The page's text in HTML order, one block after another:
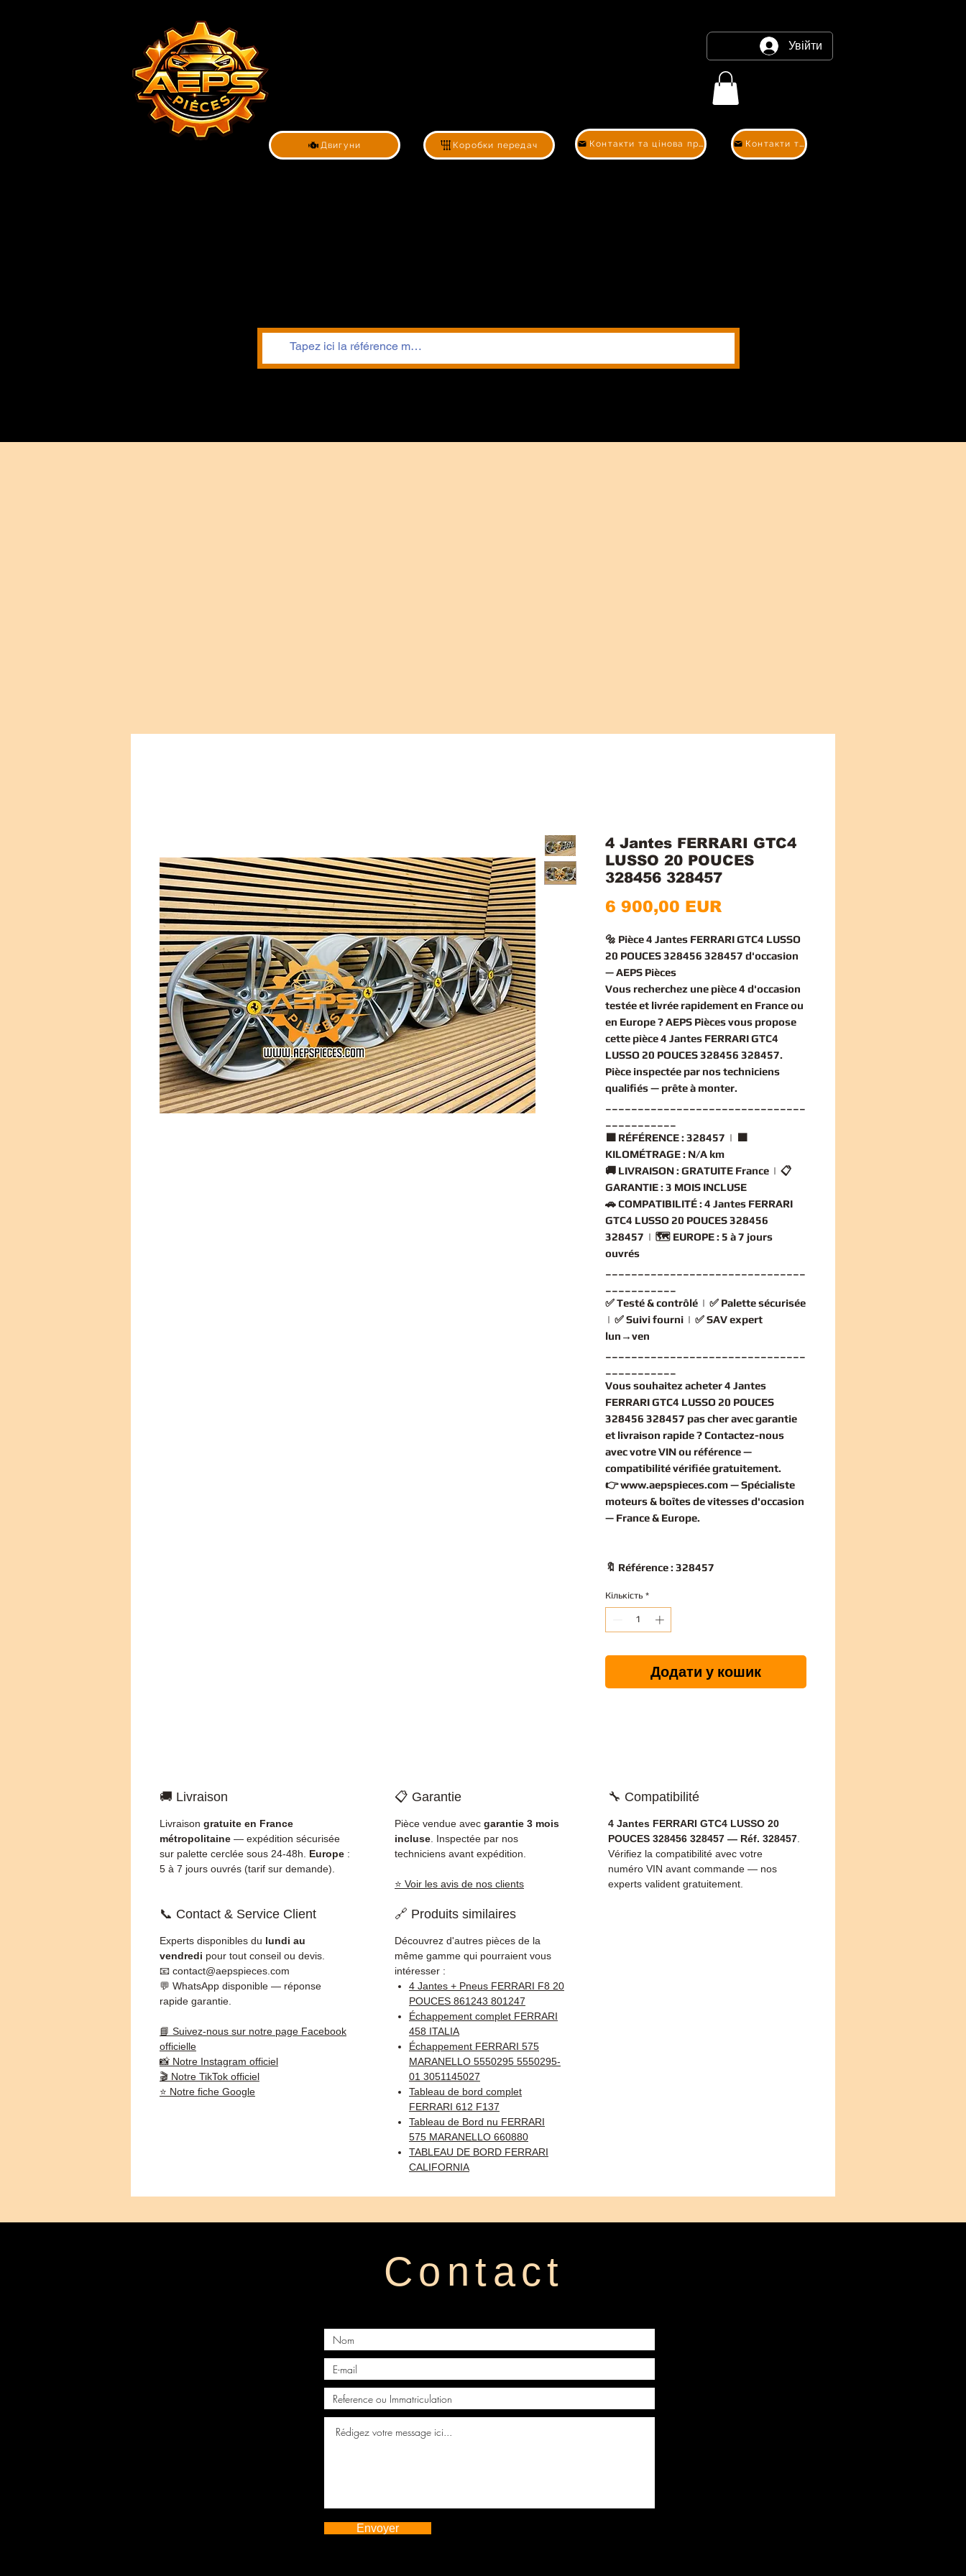
Двигуни Коробки передач
Увійти
Контакти та цінова пропозиція Контакти та цінова пропозиція
4 Jantes FERRARI GTC4
LUSSO 20 POUCES
328456 328457
6 900,00 EUR
🔩 Pièce 4 Jantes FERRARI GTC4 LUSSO
20 POUCES 328456 328457 d'occasion
— AEPS Pièces
Vous recherchez une pièce 4 d'occasion
testée et livrée rapidement en France ou
en Europe ? AEPS Pièces vous propose
cette pièce 4 Jantes FERRARI GTC4
LUSSO 20 POUCES 328456 328457.
Pièce inspectée par nos techniciens
qualifiés — prête à monter.
🟧 RÉFÉRENCE : 328457 | 🟧
KILOMÉTRAGE : N/A km
🚚 LIVRAISON : GRATUITE France | 📋
GARANTIE : 3 MOIS INCLUSE
🚗COMPATIBILITÉ : 4 Jantes FERRARI
GTC4 LUSSO 20 POUCES 328456
328457 | 🗺️ EUROPE : 5 à 7 jours
ouvrés
✅Testé & contrôlé | ✅ Palette sécurisée
| ✅Suivi fourni | ✅SAV expert
lun→ven
Vous souhaitez acheter 4 Jantes
FERRARI GTC4 LUSSO 20 POUCES
328456 328457 pas cheravec garantie
et livraison rapide ? Contactez-nous
avec votre VIN ou référence —
compatibilité vérifiéegratuitement.
👉www.aepspieces.com— Spécialiste
moteurs & boîtes de vitesses d'occasion
— France & Europe.
🔖 Référence : 328457
Кількість *
Додати у кошик
🚚 Livraison
Livraison gratuite en France
métropolitaine — expédition sécurisée
sur palette cerclée sous 24-48h. Europe :
5 à 7 jours ouvrés (tarif sur demande).
📋 Garantie
Pièce vendue avec garantie 3 mois
incluse . Inspectée par nos
techniciens avant expédition.
⭐ Voir les avis de nos clients
🔧 Compatibilité
4 Jantes FERRARI GTC4 LUSSO 20
POUCES 328456 328457 — Réf. 328457
Vérifiez la compatibilité avec votre
numéro VIN avant commande — nos
experts valident gratuitement.
📞 Contact & Service Client
Experts disponibles du lundi au
vendredi pour tout conseil ou devis.
📧 contact@aepspieces.com
💬 WhatsApp disponible — réponse
rapide garantie.
📘 Suivez-nous sur notre page Facebook
officielle
📸 Notre Instagram officiel
🎬 Notre TikTok officiel
⭐ Notre fiche Google
🔗 Produits similaires
Découvrez d'autres pièces de la
même gamme qui pourraient vous
intéresser :
4 Jantes + Pneus FERRARI F8 20
POUCES 861243 801247
Échappement complet FERRARI
458 ITALIA
Échappement FERRARI 575
MARANELLO 5550295 5550295-
01 3051145027
Tableau de bord complet
FERRARI 612 F137
Tableau de Bord nu FERRARI
575 MARANELLO 660880
TABLEAU DE BORD FERRARI
CALIFORNIA
Contact
Envoyer